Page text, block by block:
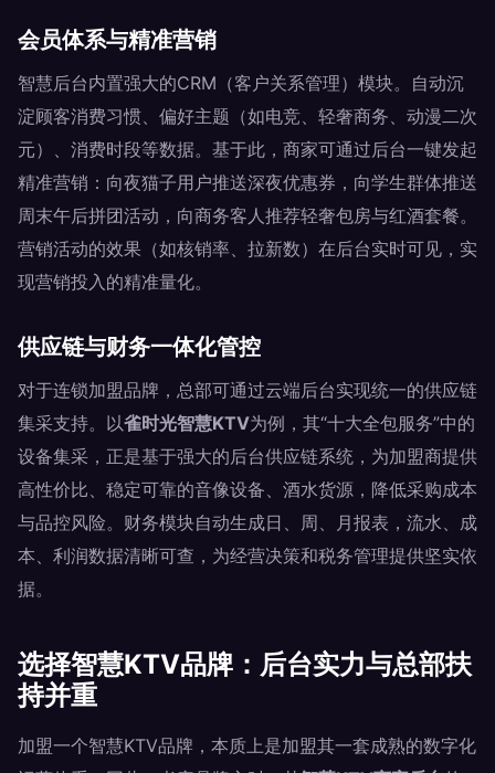
会员体系与精准营销
智慧后台内置强大的CRM（客户关系管理）模块。自动沉
淀顾客消费习惯、偏好主题（如电竞、轻奢商务、动漫二次
元）、消费时段等数据。基于此，商家可通过后台一键发起
精准营销：向夜猫子用户推送深夜优惠券，向学生群体推送
周末午后拼团活动，向商务客人推荐轻奢包房与红酒套餐。
营销活动的效果（如核销率、拉新数）在后台实时可见，实
现营销投入的精准量化。
供应链与财务一体化管控
对于连锁加盟品牌，总部可通过云端后台实现统一的供应链
集采支持。以雀时光智慧KTV为例，其“十大全包服务”中的
设备集采，正是基于强大的后台供应链系统，为加盟商提供
高性价比、稳定可靠的音像设备、酒水货源，降低采购成本
与品控风险。财务模块自动生成日、周、月报表，流水、成
本、利润数据清晰可查，为经营决策和税务管理提供坚实依
据。
选择智慧KTV品牌：后台实力与总部扶
持并重
加盟一个智慧KTV品牌，本质上是加盟其一套成熟的数字化